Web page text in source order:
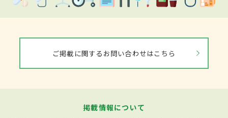
ご掲載に関するお問い合わせはこちら
掲載情報について